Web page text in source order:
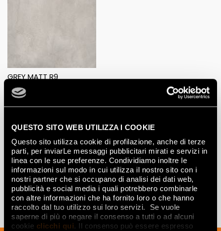
QUESTO SITO WEB UTILIZZA I COOKIE
Questo sito utilizza cookie di profilazione, anche di terze
parti, per inviarLe messaggi pubblicitari mirati e servizi in
linea con le sue preferenze. Condividiamo inoltre le
informazioni sul modo in cui utilizza il nostro sito con i
nostri partner che si occupano di analisi dei dati web,
pubblicità e social media i quali potrebbero combinarle
con altre informazioni che ha fornito loro o che hanno
raccolto dal tuo utilizzo sui loro servizi. Se vuole
saperne di più o negare il consenso a tutti o ad alcuni
cookie clicchi qui. Il consenso può essere espresso
GREY MATT R9
GREY MATT R9
60x120